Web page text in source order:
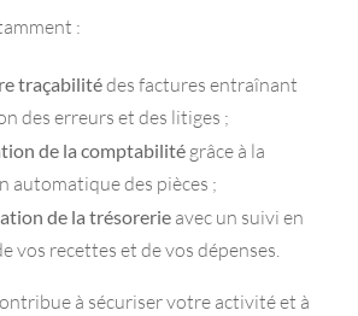
:
traçabilitédes factures entraînant
des erreurs et des litiges ;
de la comptabilité grâce à la
automatique des pièces ;
de la trésorerie avec un suivi en
vos recettes et de vos dépenses.
à sécuriser votre activité et à